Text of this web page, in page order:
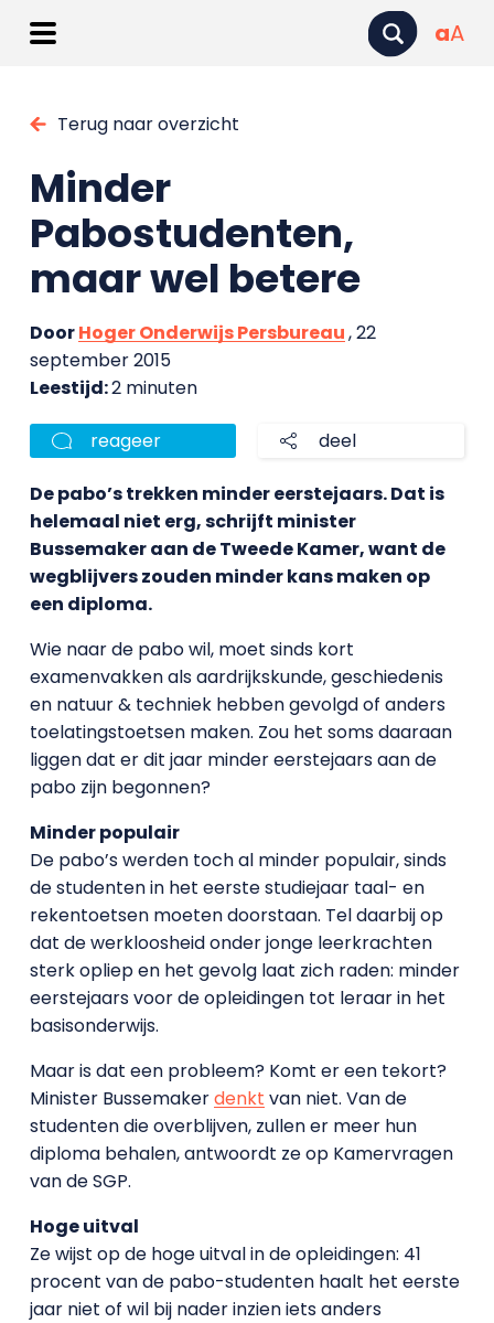
aA
Terug naar overzicht
Minder
Pabostudenten,
maar wel betere
DoorHoger Onderwijs Persbureau, 22
september 2015
Leestijd:2 minuten
reageer deel
De pabo’s trekken minder eerstejaars. Dat is
helemaal niet erg, schrijft minister
Bussemaker aan de Tweede Kamer, want de
wegblijvers zouden minder kans maken op
een diploma.
Wie naar de pabo wil, moet sinds kort
examenvakken als aardrijkskunde, geschiedenis
en natuur & techniek hebben gevolgd of anders
toelatingstoetsen maken. Zou het soms daaraan
liggen dat er dit jaar minder eerstejaars aan de
pabo zijn begonnen?
Minder populair
De pabo’s werden toch al minder populair, sinds
de studenten in het eerste studiejaar taal- en
rekentoetsen moeten doorstaan. Tel daarbij op
dat de werkloosheid onder jonge leerkrachten
sterk opliep en het gevolg laat zich raden: minder
eerstejaars voor de opleidingen tot leraar in het
basisonderwijs.
Maar is dat een probleem? Komt er een tekort?
Minister Bussemakerdenkt van niet. Van de
studenten die overblijven, zullen er meer hun
diploma behalen, antwoordt ze op Kamervragen
van de SGP.
Hoge uitval
Ze wijst op de hoge uitval in de opleidingen: 41
procent van de pabo-studenten haalt het eerste
jaar niet of wil bij nader inzien iets anders